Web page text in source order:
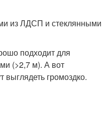
из ЛДСП и стеклянными
подходит для
(>2,7 м). А вот
выглядеть громоздко.